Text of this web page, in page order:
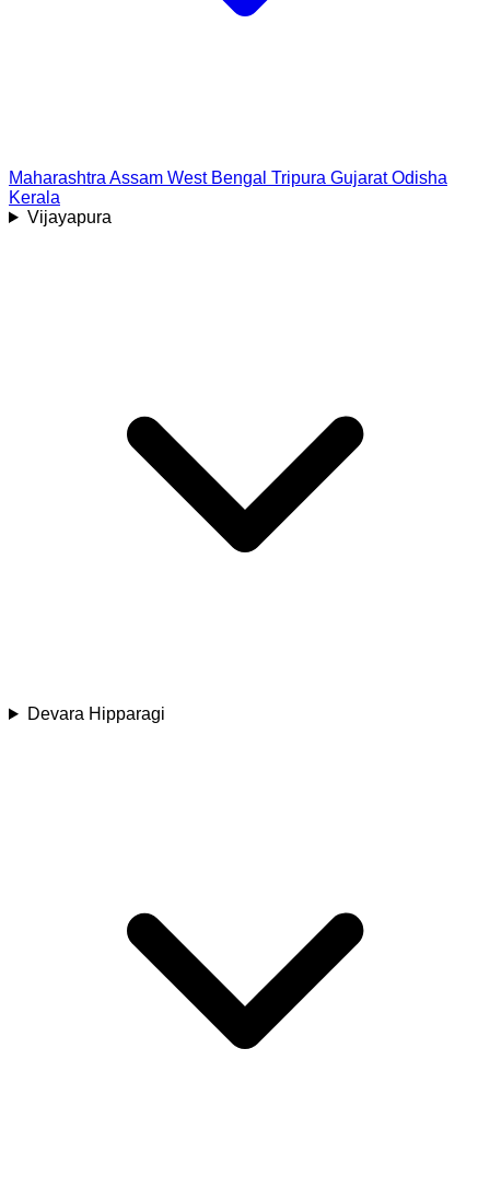
Maharashtra Assam West Bengal Tripura Gujarat Odisha
Kerala
Vijayapura
Devara Hipparagi